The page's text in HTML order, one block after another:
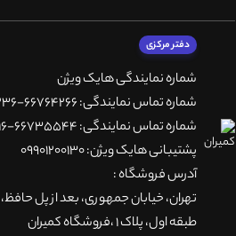
دفتر مرکزی
شماره نمایندگی هایک ویژن
شماره تماس نمایندگی: 66764266-66764236-66764257
شماره تماس نمایندگی: 66735544-66739116-66739127
پشتیبانی هایک ویژن: 09901200130
آدرس فروشگاه :
تهران، خيابان جمهوری، بعد از پل
طبقه اول، پلاک 1 ،فروشگاه کمیران